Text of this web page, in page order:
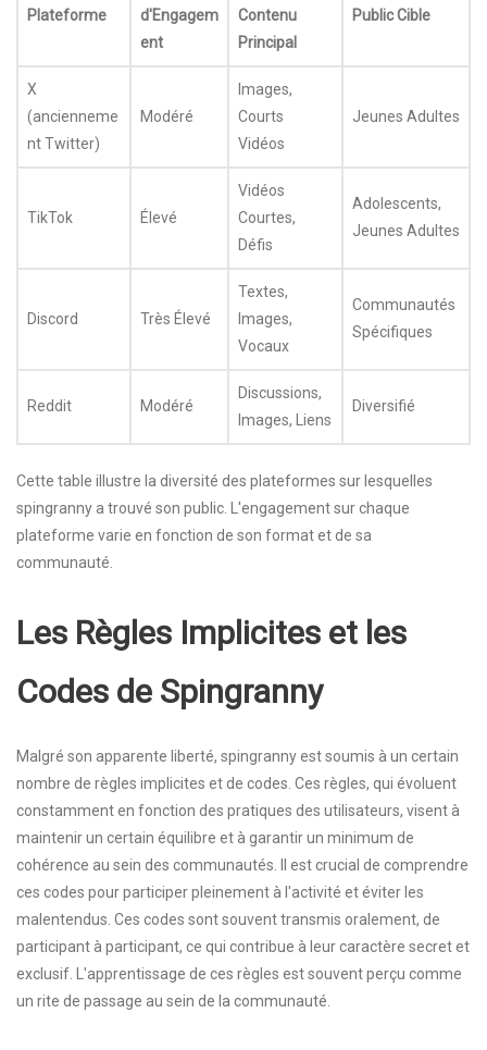
Plateforme
d'Engagem
ent
Contenu
Principal
Public Cible
X
(ancienneme
nt Twitter)
Modéré
Images,
Courts
Vidéos
Jeunes Adultes
TikTok Élevé
Vidéos
Courtes,
Défis
Adolescents,
Jeunes Adultes
Discord Très Élevé
Textes,
Images,
Vocaux
Communautés
Spécifiques
Reddit Modéré
Discussions,
Images, Liens
Diversifié
Cette table illustre la diversité des plateformes sur lesquelles
spingranny a trouvé son public. L'engagement sur chaque
plateforme varie en fonction de son format et de sa
communauté.
Les Règles Implicites et les
Codes de Spingranny
Malgré son apparente liberté, spingranny est soumis à un certain
nombre de règles implicites et de codes. Ces règles, qui évoluent
constamment en fonction des pratiques des utilisateurs, visent à
maintenir un certain équilibre et à garantir un minimum de
cohérence au sein des communautés. Il est crucial de comprendre
ces codes pour participer pleinement à l'activité et éviter les
malentendus. Ces codes sont souvent transmis oralement, de
participant à participant, ce qui contribue à leur caractère secret et
exclusif. L'apprentissage de ces règles est souvent perçu comme
un rite de passage au sein de la communauté.